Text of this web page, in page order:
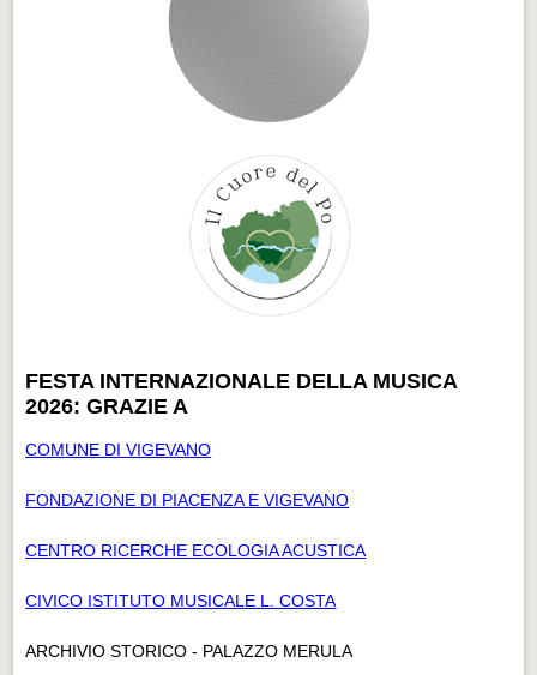
FESTA INTERNAZIONALE DELLA MUSICA
2026: GRAZIE A
COMUNE DI VIGEVANO
FONDAZIONE DI PIACENZA E VIGEVANO
CENTRO RICERCHE ECOLOGIA ACUSTICA
CIVICO ISTITUTO MUSICALE L. COSTA
ARCHIVIO STORICO - PALAZZO MERULA